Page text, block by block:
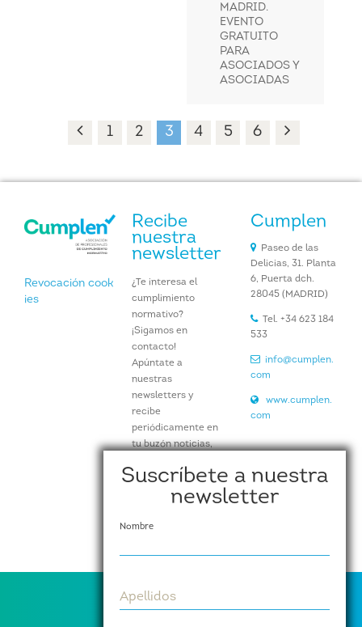
MADRID.
EVENTO
GRATUITO
PARA
ASOCIADOS Y
ASOCIADAS
1 2 3 4 5 6
Suscríbete a nuestra
newsletter
Nombre
Apellidos
Revocación cook
ies
Recibe
nuestra
newsletter
¿Te interesa el
cumplimiento
normativo?
¡Sigamos en
contacto!
Apúntate a
nuestras
newsletters y
recibe
periódicamente en
tu buzón noticias,
información de
nuestros eventos y
Suscríbete aquí
Cumplen
Paseo de las
Delicias, 31. Planta
6, Puerta dch.
28045 (MADRID)
Tel. +34 623 184
533
info@cumplen.
com
www.cumplen.
com